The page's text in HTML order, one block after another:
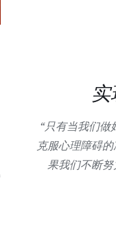
“只有当我们做
克服心理障碍
果我们不断